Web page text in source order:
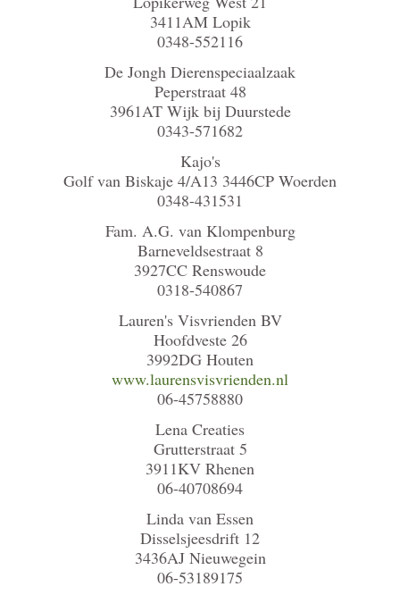
3411AM Lopik
0348-552116
De Jongh Dierenspeciaalzaak
Peperstraat 48
3961AT Wijk bij Duurstede
0343-571682
Kajo's
Golf van Biskaje 4/A13 3446CP Woerden
0348-431531
Fam. A.G. van Klompenburg
Barneveldsestraat 8
3927CC Renswoude
0318-540867
Lauren's Visvrienden BV
Hoofdveste 26
3992DG Houten
www.laurensvisvrienden.nl
06-45758880
Lena Creaties
Grutterstraat 5
3911KV Rhenen
06-40708694
Linda van Essen
Disselsjeesdrift 12
3436AJ Nieuwegein
06-53189175